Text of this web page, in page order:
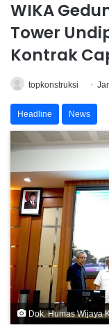
WIKA
Tower
Kontrak
topkonstruksi
Headline News
Dok. Humas Wijaya